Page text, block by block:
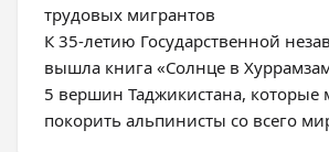
трудовых мигрантов
К 35-летию Государственной
вышла книга «Солнце в
5 вершин Таджикистана, которые
покорить альпинисты со всего